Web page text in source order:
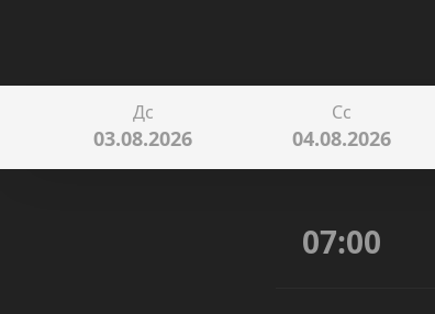
Дс
03.08.2026
Сс
04.08.2026
07:00